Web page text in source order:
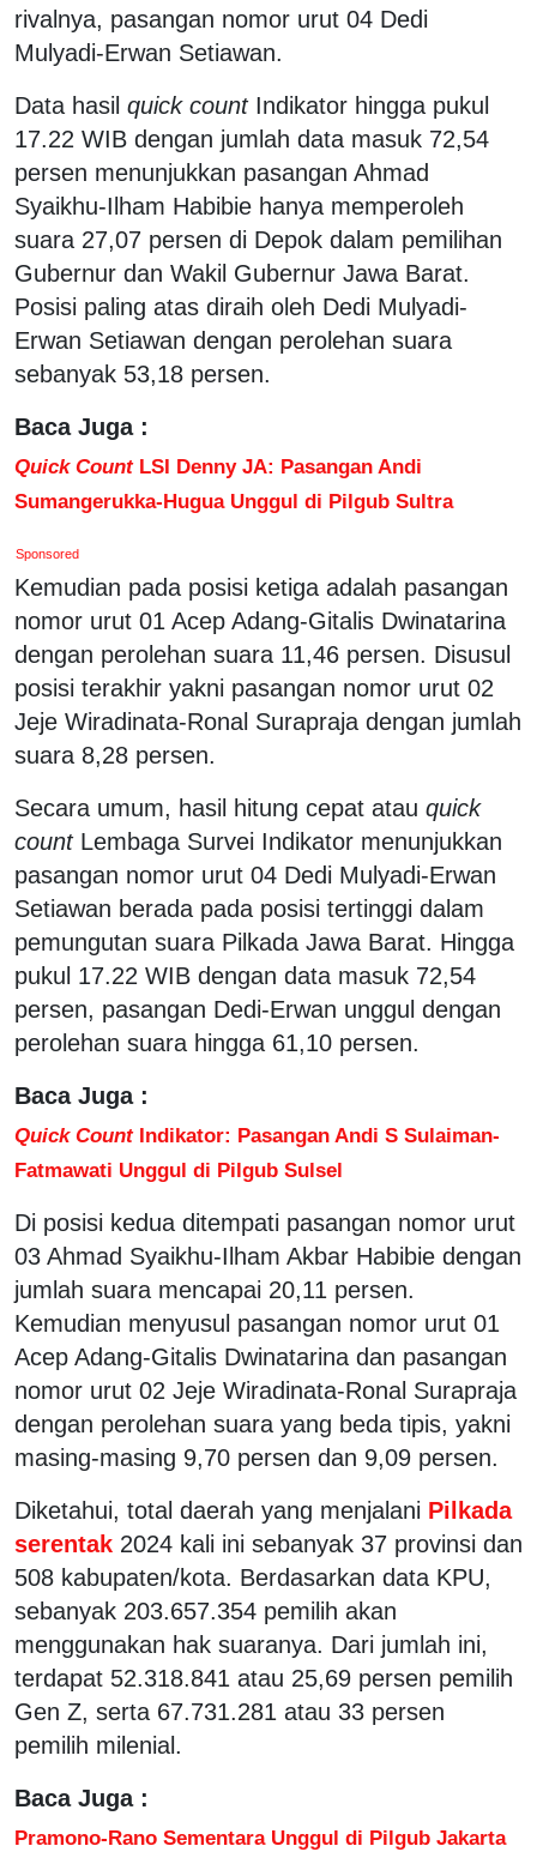
rivalnya, pasangan nomor urut 04 Dedi
Mulyadi-Erwan Setiawan.
Data hasil quick countIndikator hingga pukul
17.22 WIB dengan jumlah data masuk 72,54
persen menunjukkan pasangan Ahmad
Syaikhu-Ilham Habibie hanya memperoleh
suara 27,07 persen di Depok dalam pemilihan
Gubernur dan Wakil Gubernur Jawa Barat.
Posisi paling atas diraih oleh Dedi Mulyadi-
Erwan Setiawan dengan perolehan suara
sebanyak 53,18 persen.
Baca Juga :
Quick CountLSI Denny JA: Pasangan Andi
Sumangerukka-Hugua Unggul di Pilgub Sultra
Sponsored
Kemudian pada posisi ketiga adalah pasangan
nomor urut 01 Acep Adang-Gitalis Dwinatarina
dengan perolehan suara 11,46 persen. Disusul
posisi terakhir yakni pasangan nomor urut 02
Jeje Wiradinata-Ronal Surapraja dengan jumlah
suara 8,28 persen.
Secara umum, hasil hitung cepat atau quick
countLembaga Survei Indikator menunjukkan
pasangan nomor urut 04 Dedi Mulyadi-Erwan
Setiawan berada pada posisi tertinggi dalam
pemungutan suara Pilkada Jawa Barat. Hingga
pukul 17.22 WIB dengan data masuk 72,54
persen, pasangan Dedi-Erwan unggul dengan
perolehan suara hingga 61,10 persen.
Baca Juga :
Quick CountIndikator: Pasangan Andi S Sulaiman-
Fatmawati Unggul di Pilgub Sulsel
Di posisi kedua ditempati pasangan nomor urut
03 Ahmad Syaikhu-Ilham Akbar Habibie dengan
jumlah suara mencapai 20,11 persen.
Kemudian menyusul pasangan nomor urut 01
Acep Adang-Gitalis Dwinatarina dan pasangan
nomor urut 02 Jeje Wiradinata-Ronal Surapraja
dengan perolehan suara yang beda tipis, yakni
masing-masing 9,70 persen dan 9,09 persen.
Diketahui, total daerah yang menjalani Pilkada
serentak 2024 kali ini sebanyak 37 provinsi dan
508 kabupaten/kota. Berdasarkan data KPU,
sebanyak 203.657.354 pemilih akan
menggunakan hak suaranya. Dari jumlah ini,
terdapat 52.318.841 atau 25,69 persen pemilih
Gen Z, serta 67.731.281 atau 33 persen
pemilih milenial.
Baca Juga :
Pramono-Rano Sementara Unggul di Pilgub Jakarta